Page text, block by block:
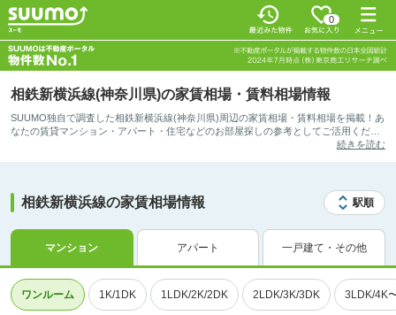
0
相鉄新横浜線(神奈川県)の家賃相場・賃料相場情報
SUUMO独自で調査した相鉄新横浜線(神奈川県)周辺の家賃相場・賃料相場を掲載！あ
なたの賃貸マンション・アパート・住宅などのお部屋探しの参考としてご活用くださ
続きを読む
相鉄新横浜線の家賃相場情報 駅順
マンション アパート 一戸建て・その他
ワンルーム 1K/1DK 1LDK/2K/2DK 2LDK/3K/3DK 3LDK/4K